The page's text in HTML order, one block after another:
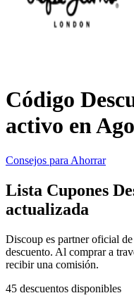
Amazon
Booking.com
Miravia
Temu
MediaMarkt
Vacaciones y
Transporte
Cosméticos y
Perfumes
Tiempo libre
Código
activo en
Consejos para Ahorrar
Lista Cupones
actualizada
Discoup es partner oficial
descuento. Al comprar a
recibir una comisión.
45 descuentos disponibles